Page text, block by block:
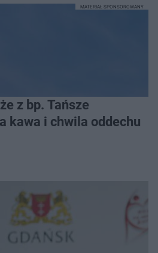
z bp. Tańsze
kawa i chwila oddechu
MATERIAŁ SPONSOROWANY